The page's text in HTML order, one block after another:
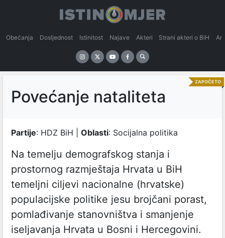
Obećanja Dosljednost Istinitost Najave Akteri Strani akteri o BiH
ZAPOČETO
Povećanje nataliteta
Partije: HDZ BiH | Oblasti: Socijalna politika
Na temelju demografskog stanja i
prostornog razmještaja Hrvata u BiH
temeljni ciljevi nacionalne (hrvatske)
populacijske politike jesu brojčani porast,
pomlađivanje stanovništva i smanjenje
iseljavanja Hrvata u Bosni i Hercegovini.